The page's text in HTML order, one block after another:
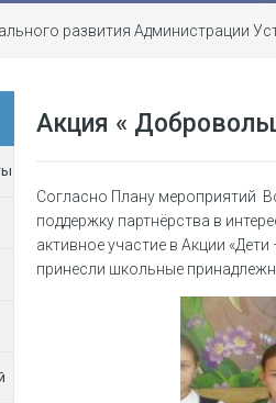
развития Администрации
Акция «
Согласно Плану мероприятий
поддержку партнёрства в
активное участие в Акции
принесли школьные